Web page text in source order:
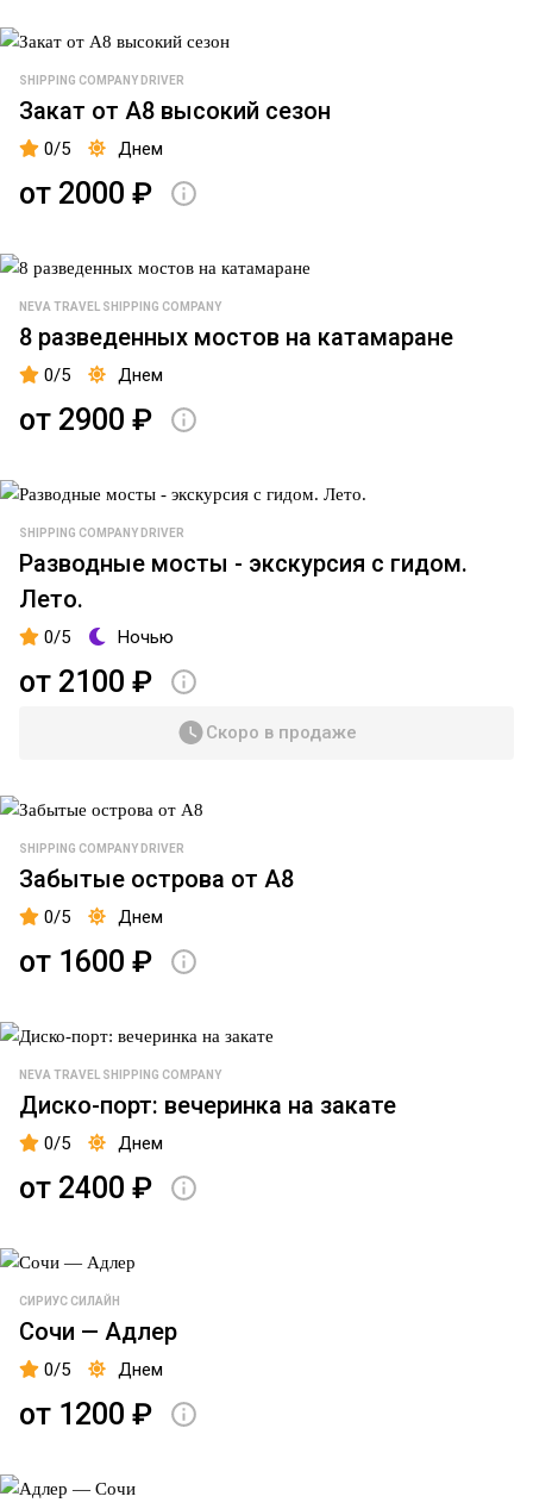
SHIPPING COMPANY DRIVER
Закат от А8 высокий сезон
0/5 Днем
от 2000 ₽
NEVA TRAVEL SHIPPING COMPANY
8 разведенных мостов на катамаране
0/5 Днем
от 2900 ₽
SHIPPING COMPANY DRIVER
Разводные мосты - экскурсия с гидом.
Лето.
0/5 Ночью
от 2100 ₽
Скоро в продаже
SHIPPING COMPANY DRIVER
Забытые острова от А8
0/5 Днем
от 1600 ₽
NEVA TRAVEL SHIPPING COMPANY
Диско-порт: вечеринка на закате
0/5 Днем
от 2400 ₽
СИРИУС СИЛАЙН
Сочи — Адлер
0/5 Днем
от 1200 ₽
Зелёный
Зимняя
пристань,
Кронштадт
Остров
Фортов
Благодать
Английская
Фаберже
Адмиралтейство
Петропавловская
крепость
наб р.
Мойки
д. 70
(Синий
Лахта
Дворище
Адмиралтейская
Итальянский
пруд
Адлер
в
Кронштадт
В
крепость
"Орешек"
Трансфер
Аудиогид/
Экскурсовод